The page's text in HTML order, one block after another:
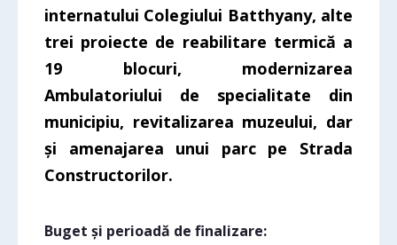
internatului Colegiului Batthyany, alte
trei proiecte de reabilitare termică a
19 blocuri, modernizarea
Ambulatoriului de specialitate din
municipiu, revitalizarea muzeului, dar
și amenajarea unui parc pe Strada
Constructorilor.
Buget și perioadă de finalizare: